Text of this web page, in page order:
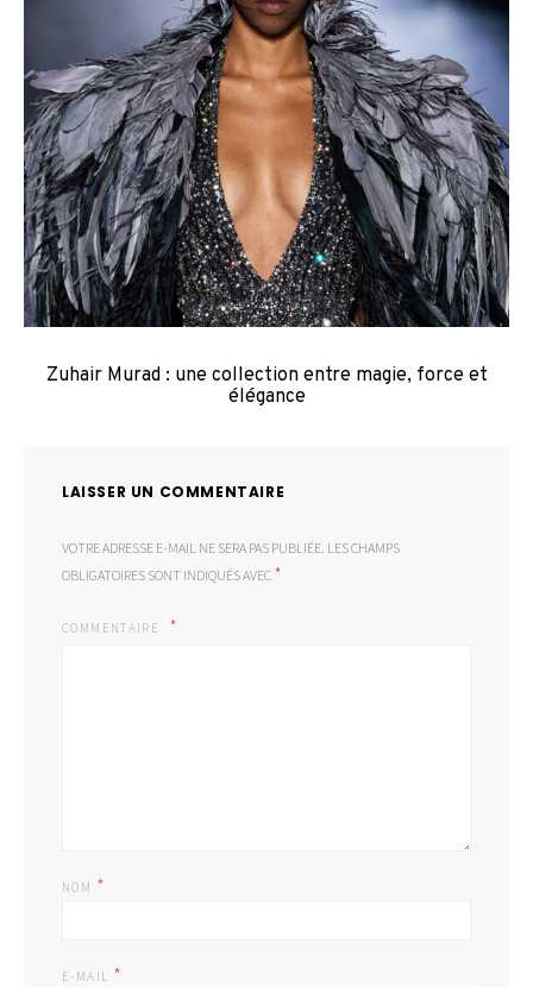
Zuhair Murad : une collection entre magie, force et
élégance
LAISSER UN COMMENTAIRE
VOTRE ADRESSE E-MAIL NE SERA PAS PUBLIÉE. LES CHAMPS
OBLIGATOIRES SONT INDIQUÉS AVEC *
COMMENTAIRE
NOM *
E-MAIL *